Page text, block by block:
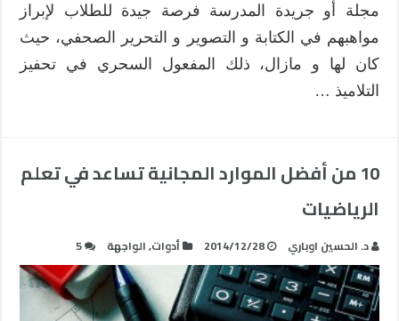
مجلة أو جريدة المدرسة فرصة جيدة للطلاب لإبراز
مواهبهم في الكتابة و التصوير و التحرير الصحفي، حيث
كان لها و مازال، ذلك المفعول السحري في تحفيز
التلاميذ …
10 من أفضل الموارد المجانية تساعد في تعلم
الرياضيات
د. الحسين اوباري 2014/12/28 أدوات,الواجهة 5